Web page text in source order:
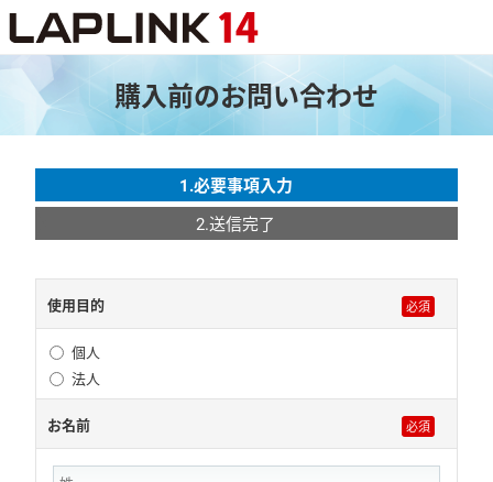
購入前のお問い合わせ
1.必要事項入力
2.送信完了
使用目的
個人
法人
お名前